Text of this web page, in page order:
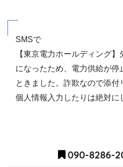
SMSで
【東京電力ホールディング
になったため、電力供給が停
ときました。詐欺なので添付
個人情報入力したりは絶対に
090-8286-